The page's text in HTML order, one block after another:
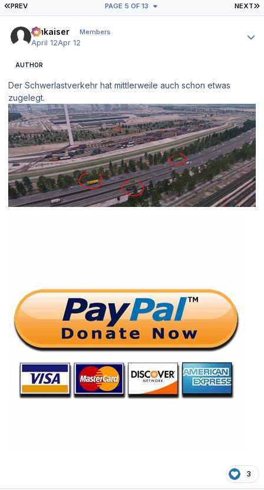
FIRST PAGE
PREV NEXT
PAGE 5 OF 13
hmkaiser Members
April 12Apr 12
AUTHOR
Der Schwerlastverkehr hat mittlerweile auch schon etwas
zugelegt.
3